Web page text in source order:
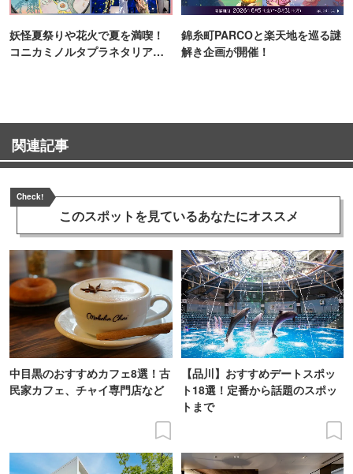
妖怪夏祭りや花火で夏を満喫！
コニカミノルタプラネタリア
錦糸町PARCOと楽天地を巡る謎
解き企画が開催！
関連記事
Check!
このスポットを見ているあなたにオススメ
中目黒のおすすめカフェ8選！古
民家カフェ、チャイ専門店など
【品川】おすすめデートスポッ
ト18選！定番から話題のスポッ
トまで